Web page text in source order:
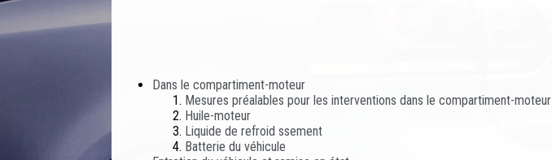
Dans le compartiment-moteur
Mesures préalables pour les interventions dans le compartiment-moteur
Huile-moteur
Liquide de refroid ssement
Batterie du véhicule